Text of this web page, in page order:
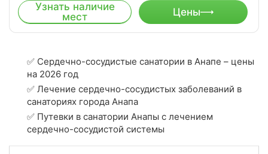
✅ Сердечно-сосудистые санатории в Анапе – цены
на 2026 год
✅ Лечение сердечно-сосудистых заболеваний в
санаториях города Анапа
✅ Путевки в санатории Анапы с лечением
сердечно-сосудистой системы
Узнать наличие
мест
Цены